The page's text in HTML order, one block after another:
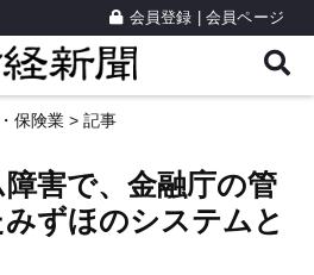
会員登録 会員ページ
保険業 > 記事
害で、金融庁の管
ずほのシステムと